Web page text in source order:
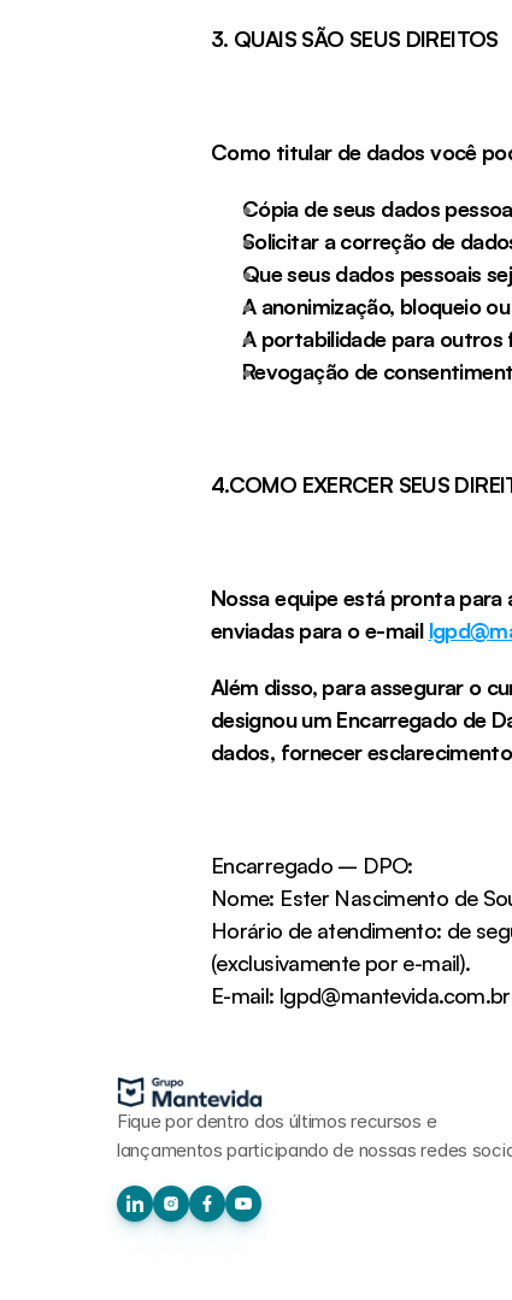
3. QUAIS SÃO SEUS DIREITOS
Como titular de dados você
Cópia de seus dados
Solicitar a correção de
Que seus dados
A anonimização,
A portabilidade para outros
Revogação de
4.COMO EXERCER SEUS
Nossa equipe está pronta para
enviadas para o e-mail
Além disso, para assegurar o
designou um Encarregado de
dados, fornecer
Encarregado – DPO:
Nome: Ester Nascimento de
Horário de atendimento: de
(exclusivamente por e-mail).
E-mail:
Fique por dentro dos últimos recursos e
lançamentos participando de nossas redes